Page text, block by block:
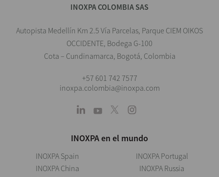
INOXPA COLOMBIA SAS
Autopista Medellín Km 2.5 Vía Parcelas, Parque CIEM OIKOS
OCCIDENTE, Bodega G-100
Cota – Cundinamarca, Bogotá, Colombia
+57 601 742 7577
inoxpa.colombia@inoxpa.com
INOXPA en el mundo
INOXPA Spain
INOXPA China
INOXPA Portugal
INOXPA Russia